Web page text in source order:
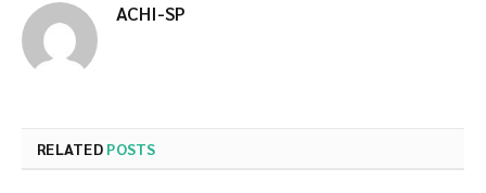
ACHI-SP
RELATED POSTS